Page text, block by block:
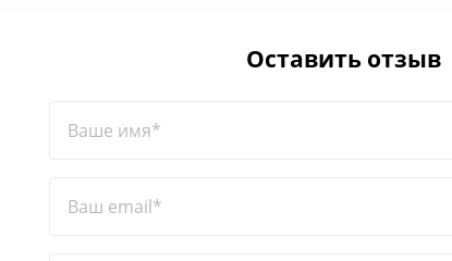
Оставить отзыв
Ваше имя*
Ваш email*